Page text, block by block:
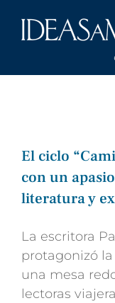
El ciclo
con un
literatura y
La escritora
protagonizó
una mesa
lectoras